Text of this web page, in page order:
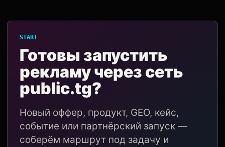
START
Готовы запустить
рекламу через сеть
public.tg?
Новый оффер, продукт, GEO, кейс,
событие или партнёрский запуск —
соберём маршрут под задачу и